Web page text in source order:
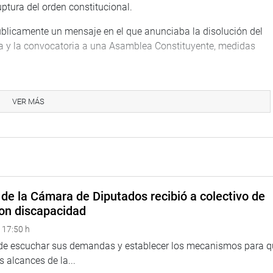
del orden constitucional.
un mensaje en el que anunciaba la disolución del
la convocatoria a una Asamblea Constituyente, medidas
impedir el ingreso de cualquier persona, intervenir el
Patricia Benavides.
entorno y del de la entonces jefa del gabinete ministerial,
que Castillo Terrones habría vulnerado diversos artículos de
relacionados con la imposición de un toque de queda sin
Carta Magna, la disolución irregular del Parlamento, la
para ejercer la defensa del expresidente. Sin embargo, tras
VER MÁS
la Cámara de Diputados recibió a colectivo de
discapacidad
h
escuchar sus demandas y establecer los mecanismos para
alcances de la...